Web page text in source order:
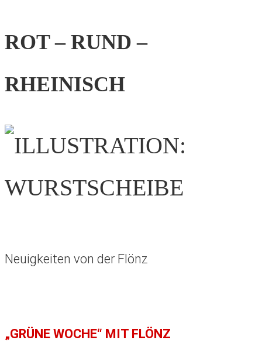
ROT – RUND –
RHEINISCH
Neuigkeiten von der Flönz
„GRÜNE WOCHE“ MIT FLÖNZ